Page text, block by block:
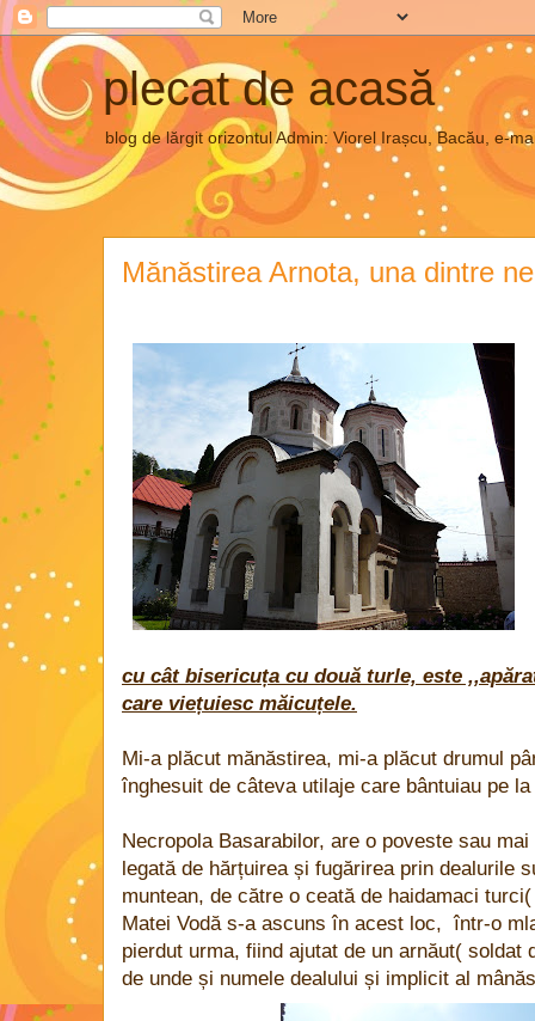
plecat de acasă
blog de lărgit orizontul Admin: Viorel Irașcu, Bacău, e-
Mănăstirea Arnota, una dintre
cu cât bisericuța cu două turle, este
care viețuiesc măicuțele.
Mi-a plăcut mănăstirea, mi-a plăcut drumul
înghesuit de câteva utilaje care bântuiau pe
Necropola Basarabilor, are o poveste sau
legată de hărțuirea și fugărirea prin dealurile
muntean, de către o ceată de haidamaci
Matei Vodă s-a ascuns în acest loc, într-o
pierdut urma, fiind ajutat de un arnăut( soldat
de unde și numele dealului și implicit al